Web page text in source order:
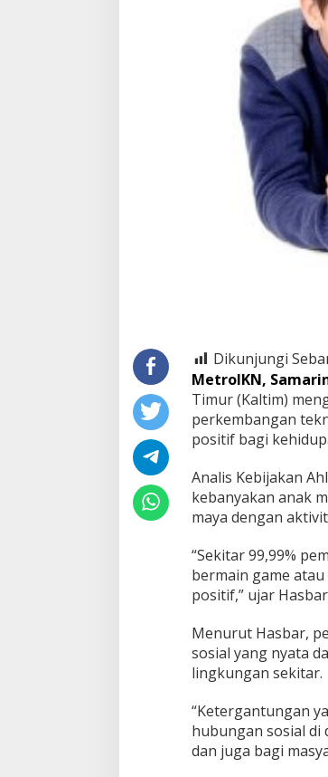
Dikunjungi
MetroIKN,
Timur (Kaltim)
perkembangan
positif bagi
Analis Kebijakan
kebanyakan anak
maya dengan
“Sekitar 99,99%
bermain game
positif,” ujar
Menurut Hasbar,
sosial yang nyata
lingkungan sekitar.
“Ketergantungan
hubungan sosial di
dan juga bagi